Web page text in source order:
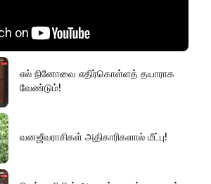
எல் நினோவை எதிர்கொள்ளத் தயாராக
வேண்டும்!
வனஜீவராசிகள் அதிகாரிகளால் மீட்பு!